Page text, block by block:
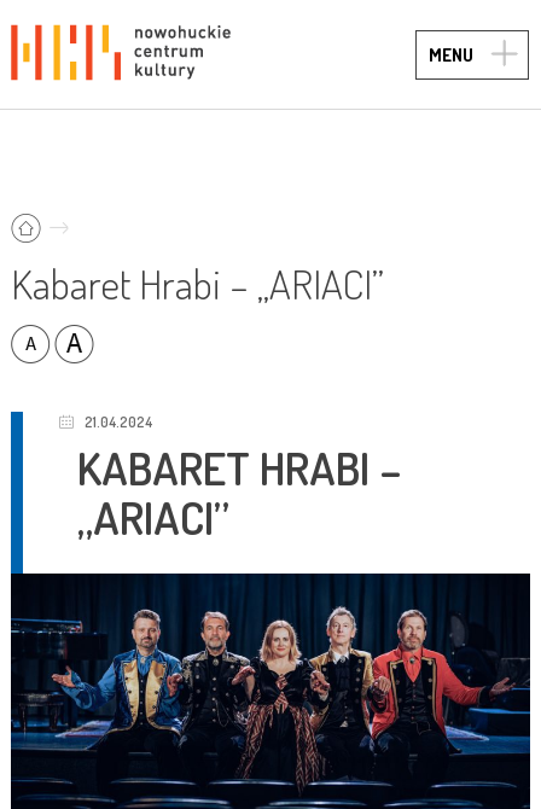
MENU
Kabaret Hrabi – „ARIACI”
21.04.2024
KABARET HRABI –
„ARIACI”